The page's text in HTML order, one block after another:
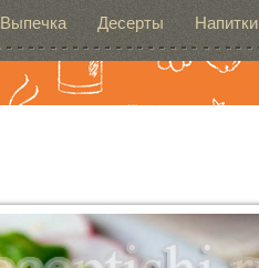
Выпечка Десерты Напитки